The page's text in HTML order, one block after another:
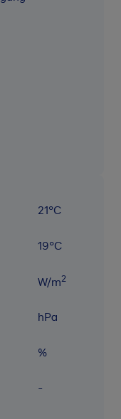
21°C
19°C
W/m2
hPa
%
-